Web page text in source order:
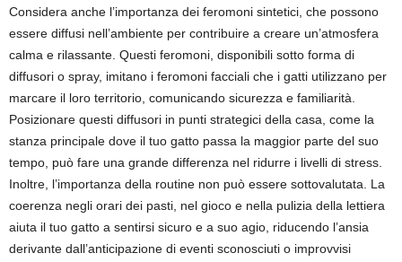
Considera anche l’importanza dei feromoni sintetici, che possono
essere diffusi nell’ambiente per contribuire a creare un’atmosfera
calma e rilassante. Questi feromoni, disponibili sotto forma di
diffusori o spray, imitano i feromoni facciali che i gatti utilizzano per
marcare il loro territorio, comunicando sicurezza e familiarità.
Posizionare questi diffusori in punti strategici della casa, come la
stanza principale dove il tuo gatto passa la maggior parte del suo
tempo, può fare una grande differenza nel ridurre i livelli di stress.
Inoltre, l’importanza della routine non può essere sottovalutata. La
coerenza negli orari dei pasti, nel gioco e nella pulizia della lettiera
aiuta il tuo gatto a sentirsi sicuro e a suo agio, riducendo l’ansia
derivante dall’anticipazione di eventi sconosciuti o improvvisi